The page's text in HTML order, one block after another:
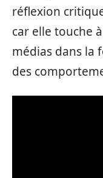
réflexion
car elle touche
médias dans la
des